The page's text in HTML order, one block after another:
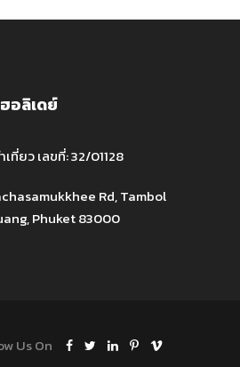
อลิเดย์
ที่ยว เลขที่: 32/01128
Rd, Tambol
Phuket 83000
Us On